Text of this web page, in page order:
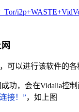
可以进行该软件的各
功，会在Vidalia控
接！”，如上图